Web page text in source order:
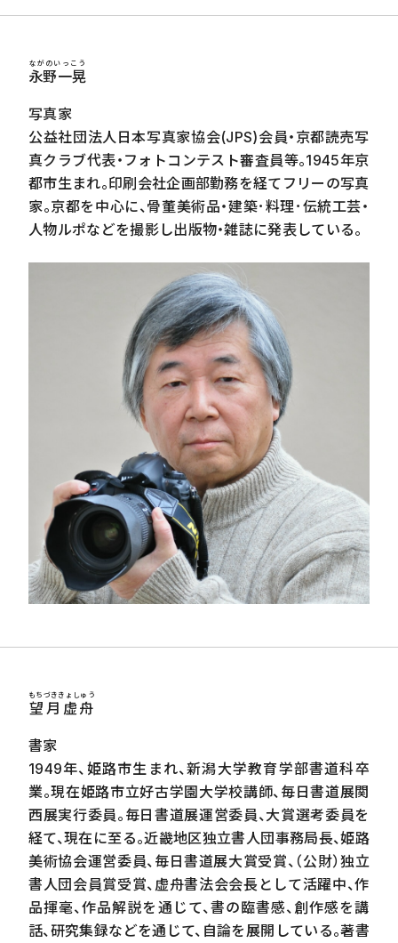
永野一晃
ながのいっこう
写真家
公益社団法人日本写真家協会(JPS)会員・京都読売写
真クラブ代表・フォトコンテスト審査員等。1945年京
都市生まれ。印刷会社企画部勤務を経てフリーの写真
家。京都を中心に、骨董美術品・建築･料理･伝統工芸・
人物ルポなどを撮影し出版物・雑誌に発表している。
望月虚舟
もちづききょしゅう
書家
1949年、姫路市生まれ、新潟大学教育学部書道科卒
業。現在姫路市立好古学園大学校講師、毎日書道展関
西展実行委員。毎日書道展運営委員、大賞選考委員を
経て、現在に至る。近畿地区独立書人団事務局長、姫路
美術協会運営委員、毎日書道展大賞受賞、（公財）独立
書人団会員賞受賞、虚舟書法会会長として活躍中、作
品揮毫、作品解説を通じて、書の臨書感、創作感を講
話、研究集録などを通じて、自論を展開している。著書